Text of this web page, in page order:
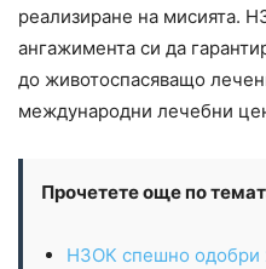
реализиране на мисията.
ангажимента си да
до животоспасяващо
международни лечебни
Прочетете още по
НЗОК спешно одобри